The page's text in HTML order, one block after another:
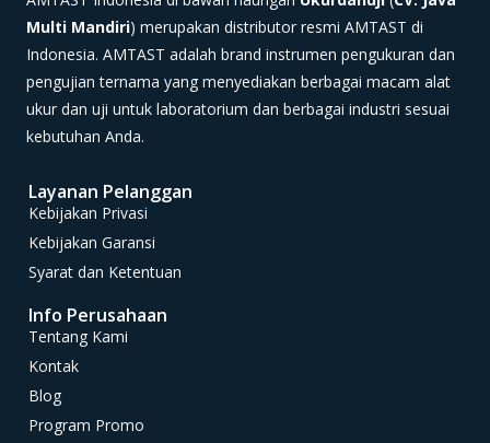
AMTAST Indonesia di bawah naungan Ukurdanuji(CV. Java
Multi Mandiri) merupakan distributor resmi AMTAST di
Indonesia. AMTAST adalah brand instrumen pengukuran dan
pengujian ternama yang menyediakan berbagai macam alat
ukur dan uji untuk laboratorium dan berbagai industri sesuai
Layanan Pelanggan
Kebijakan Privasi
Kebijakan Garansi
Info Perusahaan
Tentang Kami
Kontak
Blog